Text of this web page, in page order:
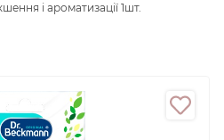
і ароматизації 1шт.